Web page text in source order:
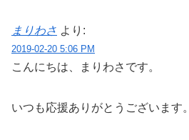
まりわさ より:
2019-02-20 5:06 PM
こんにちは、まりわさです。
いつも応援ありがとうございます。